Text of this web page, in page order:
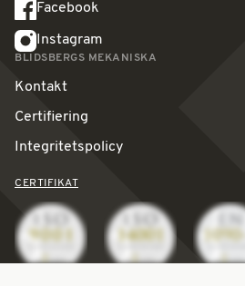
Facebook
Instagram
BLIDSBERGS MEKANISKA
Kontakt
Certifiering
Integritetspolicy
CERTIFIKAT